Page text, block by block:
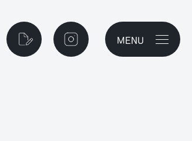
資料請求 instagram
メニューを
MENU